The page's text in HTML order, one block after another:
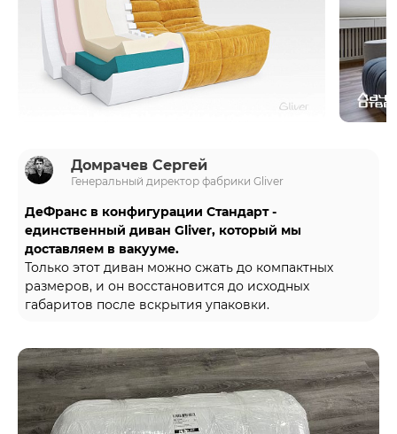
Домрачев Сергей
Генеральный директор фабрики Gliver
ДеФранс в конфигурации Стандарт -
единственный диван Gliver, который мы
доставляем в вакууме.
Только этот диван можно сжать до компактных
размеров, и он восстановится до исходных
габаритов после вскрытия упаковки.